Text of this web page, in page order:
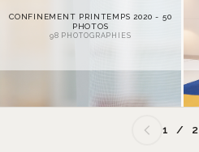
CONFINEMENT PRINTEMPS 2020 - 50
PHOTOS
98 PHOTOGRAPHIES
1 / 2